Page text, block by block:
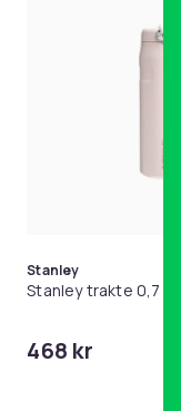
for Bose QC35
Stanley
Stanley trakte 0,7 l,
468 kr